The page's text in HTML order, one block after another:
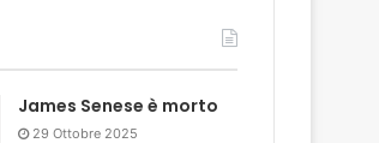
James Senese è morto
29 Ottobre 2025